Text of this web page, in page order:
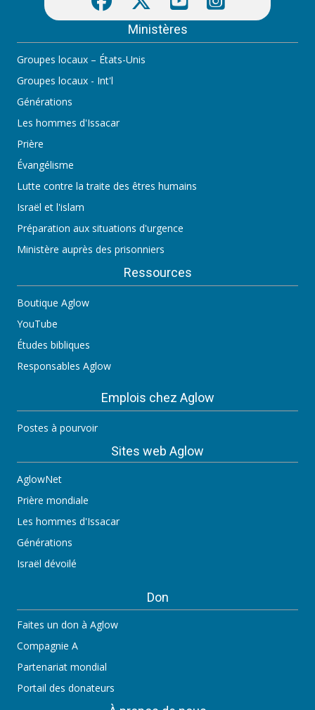
Ministères
Groupes locaux – États-Unis
Groupes locaux - Int'l
Générations
Les hommes d'Issacar
Prière
Évangélisme
Lutte contre la traite des êtres humains
Israël et l'islam
Préparation aux situations d'urgence
Ministère auprès des prisonniers
Ressources
Boutique Aglow
YouTube
Études bibliques
Responsables Aglow
Emplois chez Aglow
Postes à pourvoir
Sites web Aglow
AglowNet
Prière mondiale
Les hommes d'Issacar
Générations
Israël dévoilé
Don
Faites un don à Aglow
Compagnie A
Partenariat mondial
Portail des donateurs